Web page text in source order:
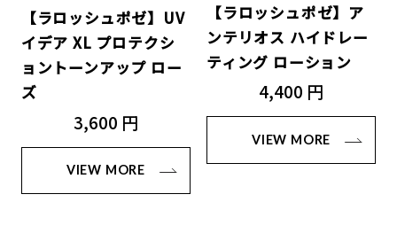
【ラロッシュポゼ】UV
イデア XL プロテクシ
ョントーンアップ ロー
ズ
3,600 円
VIEW MORE
【ラロッシュポゼ】ア
ンテリオス ハイドレー
ティング ローション
4,400 円
VIEW MORE